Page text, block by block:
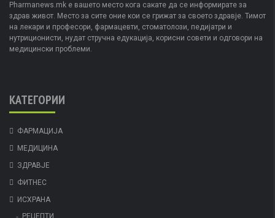
Pharmanews.mk е вашето место кога сакате да се информирате за
здрав живот. Место за сите оние кои се грижат за своето здравје. Тимот
на лекари и професори, фармацевти, стоматолози, педијатри и
нутриционисти, нудат стручна едукација, корисни совети и одговори на
медицински проблеми.
КАТЕГОРИИ
ФАРМАЦИЈА
МЕДИЦИНА
ЗДРАВЈЕ
ФИТНЕС
ИСХРАНА